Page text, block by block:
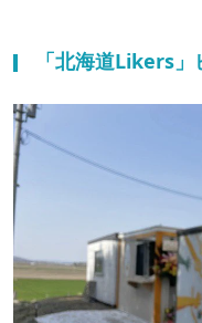
「北海道Likers